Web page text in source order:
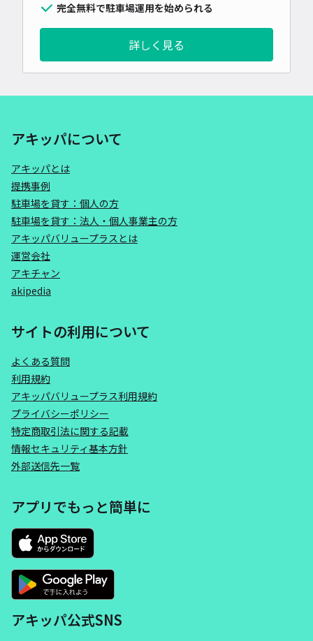
完全無料で駐車場運用を始められる
詳しく見る
アキッパについて
アキッパとは
提携事例
駐車場を貸す：個人の方
駐車場を貸す：法人・個人事業主の方
アキッパバリュープラスとは
運営会社
アキチャン
akipedia
サイトの利用について
よくある質問
利用規約
アキッパバリュープラス利用規約
プライバシーポリシー
特定商取引法に関する記載
情報セキュリティ基本方針
外部送信先一覧
アプリでもっと簡単に
アキッパ公式SNS